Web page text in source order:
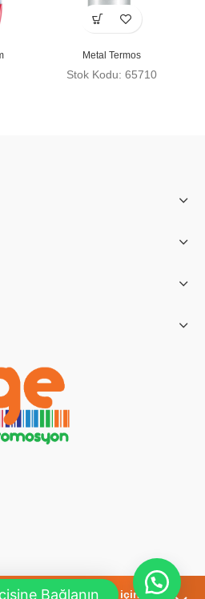
Promosyon Ürünleri için
Metal Termos
Stok Kodu: 65710
Bağlanın